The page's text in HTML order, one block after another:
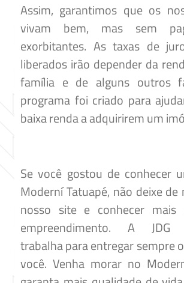
Assim, garantimos que os
vivam bem, mas sem
exorbitantes. As taxas de
liberados irão depender da
família e de alguns outros
programa foi criado para
baixa renda a adquirirem um
Se você gostou de conhecer
Moderní Tatuapé, não deixe de
nosso site e conhecer mais
empreendimento. A JDG
trabalha para entregar sempre
você. Venha morar no